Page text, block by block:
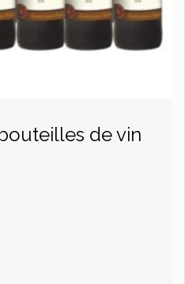
de vin